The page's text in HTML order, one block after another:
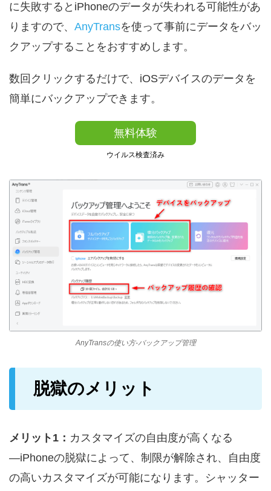
に失敗するとiPhoneのデータが失われる可能性があ
りますので、 AnyTransを使って事前にデータをバッ
クアップすることをおすすめします。
数回クリックするだけで、iOSデバイスのデータを
簡単にバックアップできます。
無料体験
ウイルス検査済み
AnyTransの使い方-バックアップ管理
脱獄のメリット
メリット1： カスタマイズの自由度が高くなる
―iPhoneの脱獄によって、制限が解除され、自由度
の高いカスタマイズが可能になります。シャッター